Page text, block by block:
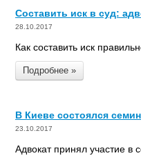
Составить иск в суд:
28.10.2017
Как составить иск
Подробнее »
В Киеве состоялся
23.10.2017
Адвокат принял участие